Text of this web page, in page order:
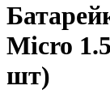
Micro
шт)